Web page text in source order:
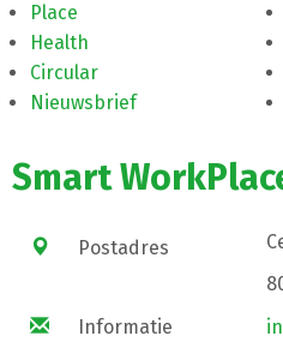
Place
Health
Circular
Nieuwsbrief
Smart
Postadres
Informatie